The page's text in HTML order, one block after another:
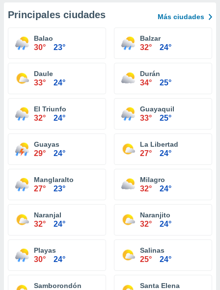
Principales ciudades Más ciudades
Balao
30° 23°
Balzar
32° 24°
Daule
33° 24°
Durán
34° 25°
El Triunfo
32° 24°
Guayaquil
33° 25°
Guayas
29° 24°
La Libertad
27° 24°
Manglaralto
27° 23°
Milagro
32° 24°
Naranjal
32° 24°
Naranjito
32° 24°
Playas
30° 24°
Salinas
25° 24°
Samborondón Santa Elena